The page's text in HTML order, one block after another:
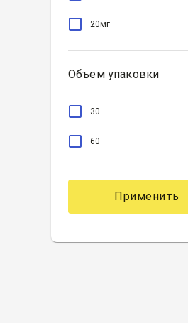
20мг
Объем упаковки
30
60
Применить